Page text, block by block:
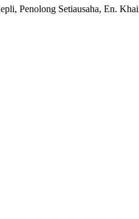
Penolong Setiausaha, En.